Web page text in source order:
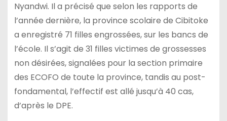
Nyandwi. Il a précisé que selon les rapports de
l’année dernière, la province scolaire de Cibitoke
a enregistré 71 filles engrossées, sur les bancs de
l’école. Il s’agit de 31 filles victimes de grossesses
non désirées, signalées pour la section primaire
des ECOFO de toute la province, tandis au post-
fondamental, l’effectif est allé jusqu’à 40 cas,
d’après le DPE.